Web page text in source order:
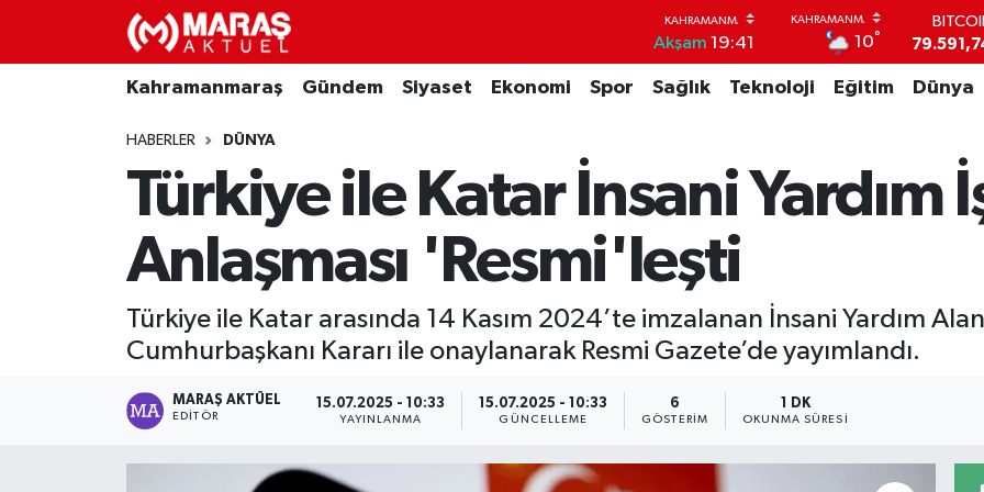
Akşam 19:41 10°
45,43620
Kahramanmaraş Gündem Siyaset Ekonomi Spor Sağlık Teknoloji Eğitim Dünya
HABERLER DÜNYA
Türkiye ile Katar İnsani Yardım
Anlaşması 'Resmi'leşti
Türkiye ile Katar arasında 14 Kasım 2024’te imzalanan İnsani Yardım
Cumhurbaşkanı Kararı ile onaylanarak Resmi Gazete’de yayımlandı.
MARAŞ AKTÜEL
EDITÖR
15.07.2025 - 10:33
YAYINLANMA
15.07.2025 - 10:33
GÜNCELLEME
6
GÖSTERIM
1 DK
OKUNMA SÜRESI
Kahramanmaraş
Gündem
Ekonomi
Teknoloji
Nöbetçi Eczaneler
Hava Durumu
Trafik Durumu
TFF 3.Lig 4.Grup Puan Durumu ve Fikstür
Tüm Manşetler
Son Dakika Haberleri